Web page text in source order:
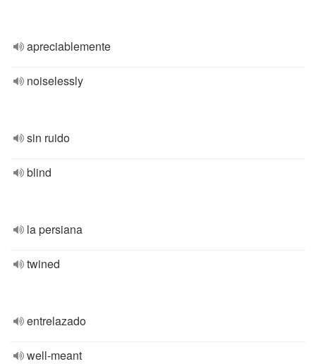
apreciablemente
noiselessly
sin ruido
blind
la persiana
twined
entrelazado
well-meant